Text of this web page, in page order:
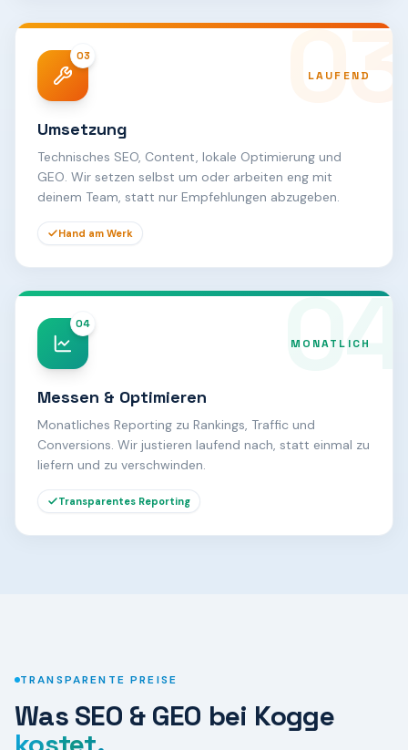
03
03
LAUFEND
Umsetzung
Technisches SEO, Content, lokale Optimierung und
GEO. Wir setzen selbst um oder arbeiten eng mit
deinem Team, statt nur Empfehlungen abzugeben.
Hand am Werk
04
04
MONATLICH
Messen & Optimieren
Monatliches Reporting zu Rankings, Traffic und
Conversions. Wir justieren laufend nach, statt einmal zu
liefern und zu verschwinden.
Transparentes Reporting
TRANSPARENTE PREISE
Was SEO & GEO bei Kogge